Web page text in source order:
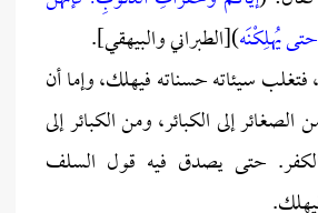
يُهلِكْنَه)[الطبراني والبيهقي].
فتغلب سيئاته حسناته فيهلك، وإما أن
إلى الكبائر، ومن الكبائر إلى
الكفر. حتى يصدق فيه قول السلف